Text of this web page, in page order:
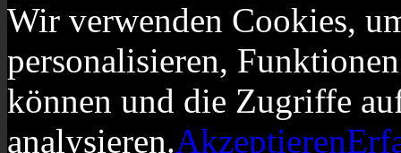
Wir verwenden Cookies,
personalisieren,
können und die Zugriffe
analysieren.Akzeptieren